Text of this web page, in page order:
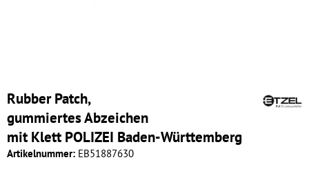
Rubber Patch,
gummiertes Abzeichen
mit Klett POLIZEI Baden-Württemberg
Artikelnummer: EB51887630